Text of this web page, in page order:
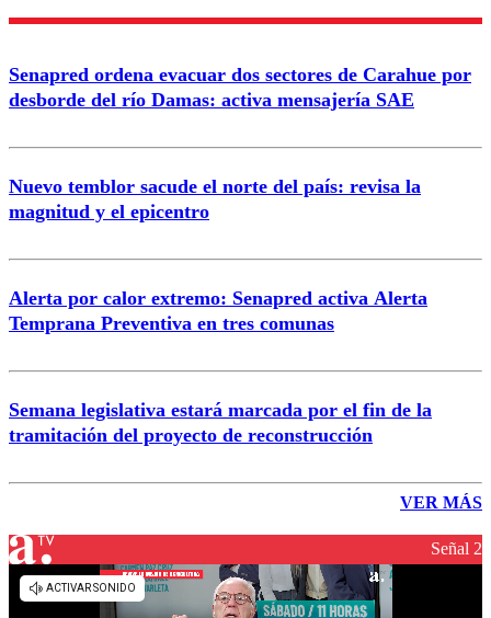
Enviar comentario
Senapred ordena evacuar dos sectores de Carahue por
desborde del río Damas: activa mensajería SAE
Nuevo temblor sacude el norte del país: revisa la
magnitud y el epicentro
Alerta por calor extremo: Senapred activa Alerta
Temprana Preventiva en tres comunas
Semana legislativa estará marcada por el fin de la
tramitación del proyecto de reconstrucción
VER MÁS
Señal 2